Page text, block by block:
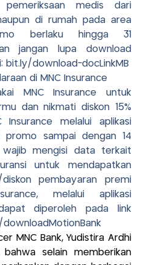
pemeriksaan medis dari
di rumah pada area
berlaku hingga 31
jangan lupa download
bit.ly/download-docLinkMB
di MNC Insurance
MNC Insurance untuk
dan nikmati diskon 15%
Insurance melalui aplikasi
promo sampai dengan 14
wajib mengisi data terkait
untuk mendapatkan
pembayaran premi
melalui aplikasi
diperoleh pada link
MNC Bank, Yudistira Ardhi
bahwa selain memberikan